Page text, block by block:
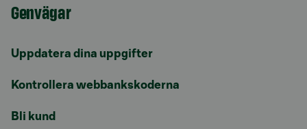
Genvägar
Uppdatera dina uppgifter
Kontrollera webbankskoderna
Bli kund